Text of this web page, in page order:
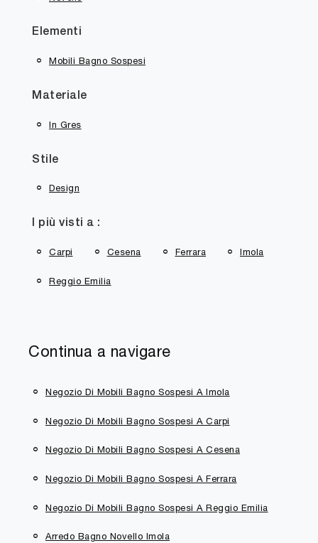
Elementi
Mobili Bagno Sospesi
Materiale
In Gres
Stile
Design
I più visti a :
Carpi Cesena Ferrara Imola
Reggio Emilia
Continua a navigare
Negozio Di Mobili Bagno Sospesi A Imola
Negozio Di Mobili Bagno Sospesi A Carpi
Negozio Di Mobili Bagno Sospesi A Cesena
Negozio Di Mobili Bagno Sospesi A Ferrara
Negozio Di Mobili Bagno Sospesi A Reggio Emilia
Arredo Bagno Novello Imola